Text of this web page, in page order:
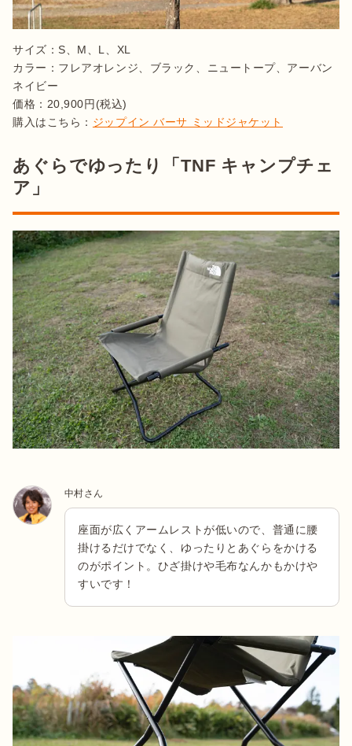
サイズ：S、M、L、XL
カラー：フレアオレンジ、ブラック、ニュートープ、アーバン
ネイビー
価格：20,900円(税込)
購入はこちら： ジップイン バーサ ミッドジャケット
あぐらでゆったり「TNF キャンプチェ
ア」
中村さん
座面が広くアームレストが低いので、普通に腰
掛けるだけでなく、ゆったりとあぐらをかける
のがポイント。ひざ掛けや毛布なんかもかけや
すいです！